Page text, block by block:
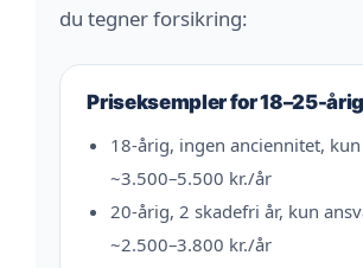
du tegner forsikring:
Priseksempler for 18–25-
18-årig, ingen anciennitet,
~3.500–5.500 kr./år
20-årig, 2 skadefri år, kun
~2.500–3.800 kr./år